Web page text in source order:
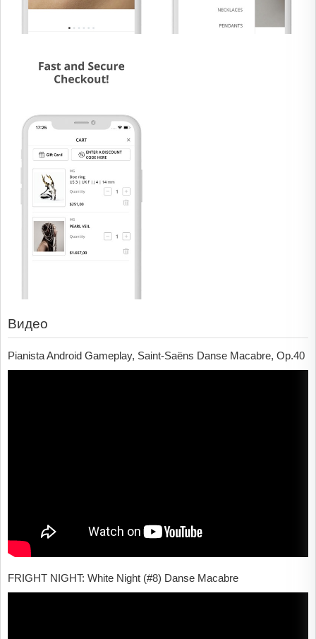
Видео
Pianista Android Gameplay, Saint-Saëns Danse Macabre, Op.40
FRIGHT NIGHT: White Night (#8) Danse Macabre